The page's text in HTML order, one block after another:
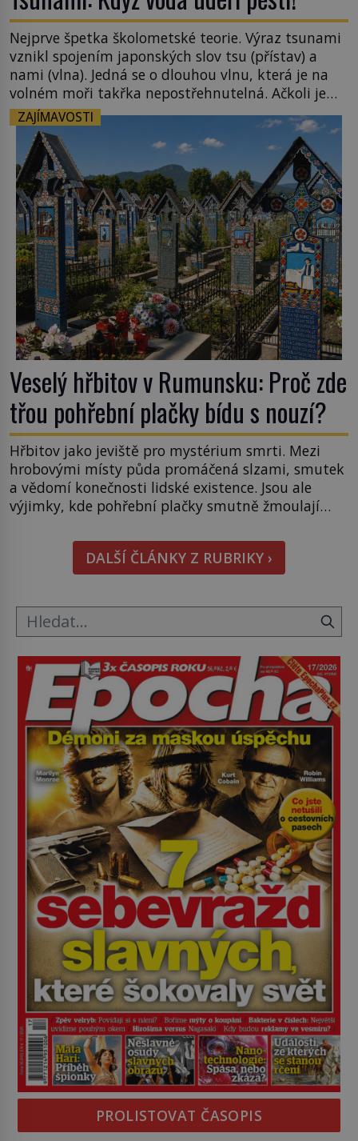
Nejprve špetka školometské teorie. Výraz tsunami
vznikl spojením japonských slov tsu (přístav) a
nami (vlna). Jedná se o dlouhou vlnu, která je na
volném moři takřka nepostřehnutelná. Ačkoli je
vlnová délka tsunami i 300 kilometrů, výška vlny
na volném moři je maximálně 1,5 metru. Máme se
podobné obří vlny obávat i v Evropě? Vznik
tsunami si […]
ZAJÍMAVOSTI
Veselý hřbitov v Rumunsku: Proč zde
třou pohřební plačky bídu s nouzí?
Hřbitov jako jeviště pro mystérium smrti. Mezi
hrobovými místy půda promáčená slzami, smutek
a vědomí konečnosti lidské existence. Jsou ale
výjimky, kde pohřební plačky smutně žmoulají
pohledu na výši vyměřené podpory
v nezaměstnanosti. Kam vás pozveme? Unikátní
hřbitov, který si vysloužil název „Veselý“, najdeme
DALŠÍ ČLÁNKY Z RUBRIKY ›
PROLISTOVAT ČASOPIS